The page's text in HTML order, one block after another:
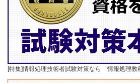
[特集]情報処理技術者試験対策なら「情報処理教